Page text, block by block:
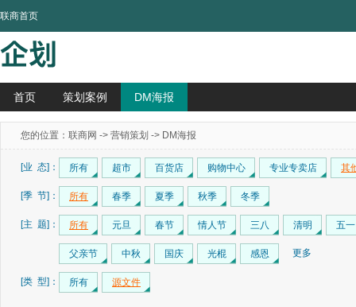
联商首页
首页 策划案例 DM海报
您的位置： 联商网 -> 营销策划 -> DM海报
[业 态]： 所有 超市 百货店 购物中心 专业专卖店 其
[季 节]： 所有 春季 夏季 秋季 冬季
[主 题]： 所有 元旦 春节 情人节 三八 清明 五一
父亲节 中秋 国庆 光棍 感恩 更多
[类 型]： 所有 源文件